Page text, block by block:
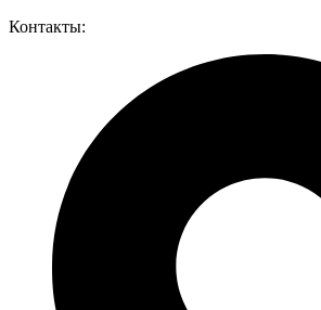
Контакты: